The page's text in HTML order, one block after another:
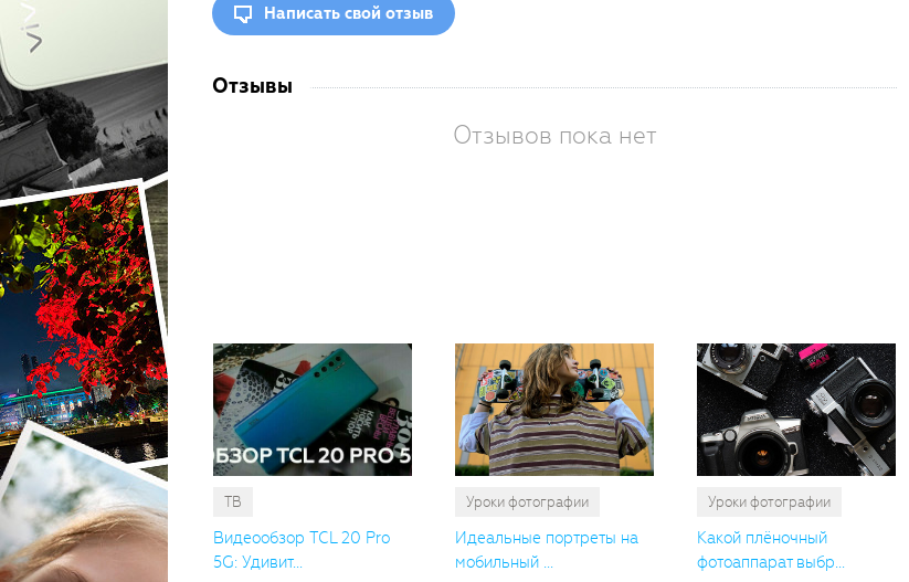
Написать свой отзыв
Отзывы
Отзывов пока нет
ТВ
Видеообзор TCL 20 Pro
5G: Удивит...
Уроки фотографии
Идеальные портреты на
мобильный ...
Уроки фотографии
Какой плёночный
фотоаппарат выбр...